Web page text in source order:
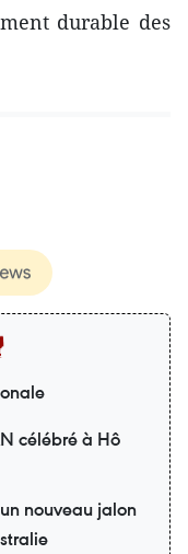
durable des
célébré à Hô
nouveau jalon